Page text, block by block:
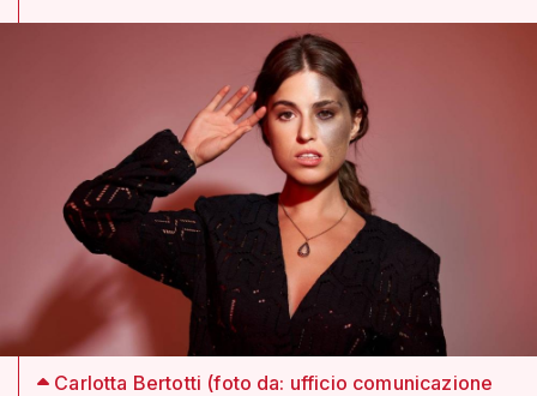
Carlotta Bertotti (foto da: ufficio comunicazione